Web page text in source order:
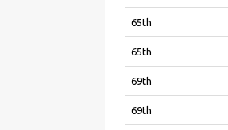
65th
65th
69th
69th